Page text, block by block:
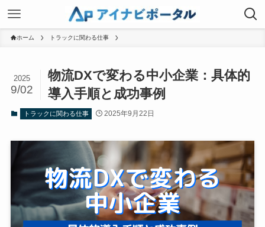
ホーム トラックに関わる仕事
物流DXで変わる中小企業：具体的
導入手順と成功事例
2025
9/02
トラックに関わる仕事 2025年9月22日